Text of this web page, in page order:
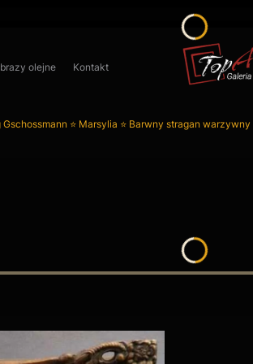
olejne Kontakt
Gschossmann ⭐ Marsylia ⭐ Barwny stragan warzywny